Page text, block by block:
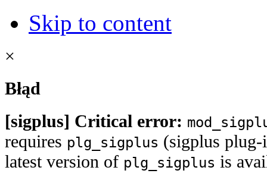
Skip to content
×
Błąd
[sigplus] Critical error:
requires plg_sigplus (sigplus
latest version of plg_sigplus is